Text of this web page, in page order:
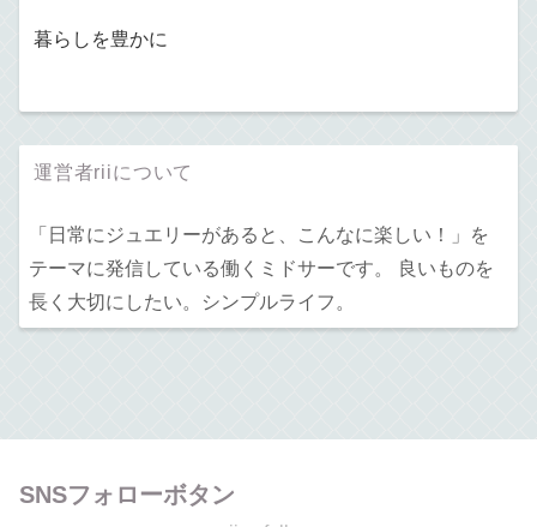
暮らしを豊かに
運営者riiについて
「日常にジュエリーがあると、こんなに楽しい！」を
テーマに発信している働くミドサーです。 良いものを
長く大切にしたい。シンプルライフ。
SNSフォローボタン